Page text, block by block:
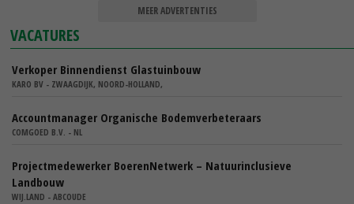
MEER ADVERTENTIES
VACATURES
Verkoper Binnendienst Glastuinbouw
KARO BV - ZWAAGDIJK, NOORD-HOLLAND,
Accountmanager Organische Bodemverbeteraars
COMGOED B.V. - NL
Projectmedewerker BoerenNetwerk – Natuurinclusieve
Landbouw
WIJ.LAND - ABCOUDE